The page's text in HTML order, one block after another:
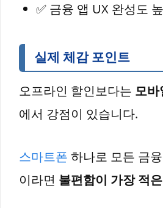
✅ 금융 앱 UX 완성도
실제 체감 포인트
오프라인 할인보다는 모바
에서 강점이 있습니다.
스마트폰 하나로 모든 금
이라면 불편함이 가장 적